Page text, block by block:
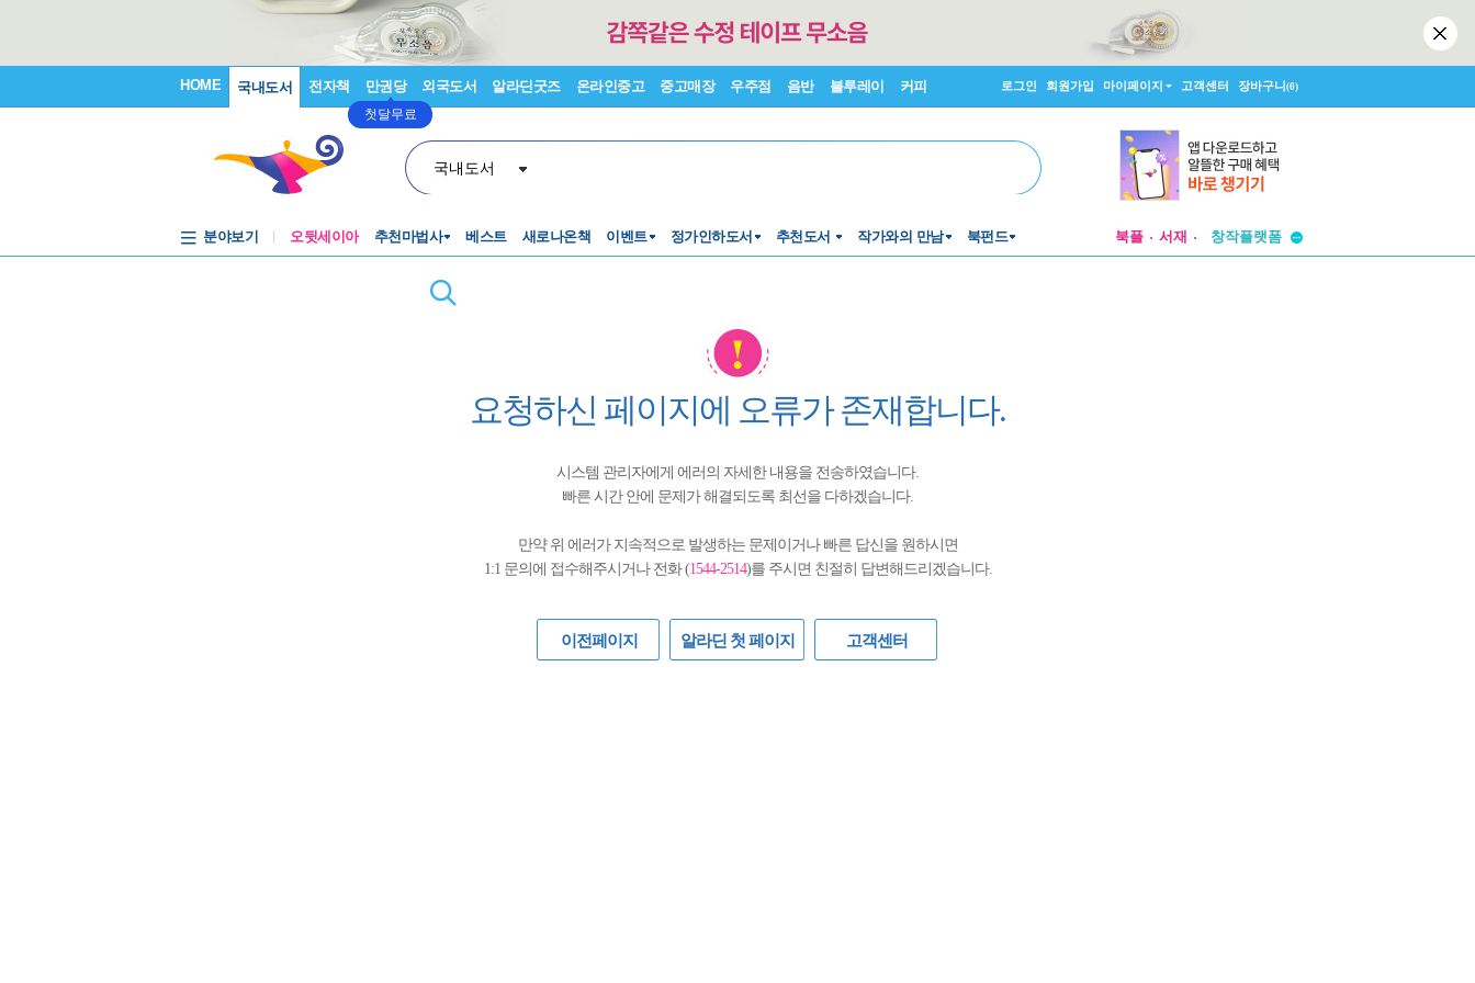
HOME 국내도서 전자책 만권당
첫달무료
외국도서 알라딘굿즈 온라인중고 중고매장 우주점 음반 블루레이 커피 로그인 회원가입 마이페이지 고객센터 장바구니(0)
국내도서
분야보기 오뒷세이아 추천마법사 베스트 새로나온책 이벤트 정가인하도서 추천도서 작가와의 만남 북펀드 북플 서재
창작플랫폼
요청하신 페이지에 오류가 존재합니다.
시스템 관리자에게 에러의 자세한 내용을 전송하였습니다.
빠른 시간 안에 문제가 해결되도록 최선을 다하겠습니다.
만약 위 에러가 지속적으로 발생하는 문제이거나 빠른 답신을 원하시면
1:1 문의에 접수해주시거나 전화 (1544-2514)를 주시면 친절히 답변해드리겠습니다.
이전페이지 알라딘 첫 페이지 고객센터